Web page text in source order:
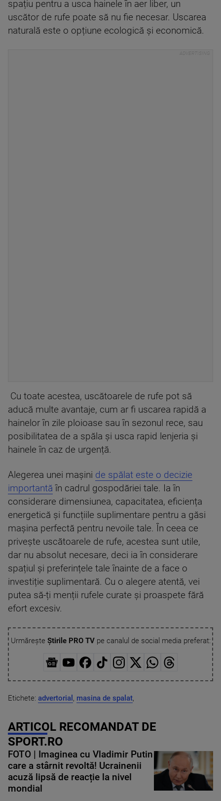
spațiu pentru a usca hainele în aer liber, un
uscător de rufe poate să nu fie necesar. Uscarea
naturală este o opțiune ecologică și economică.
Cu toate acestea, uscătoarele de rufe pot să
aducă multe avantaje, cum ar fi uscarea rapidă a
hainelor în zile ploioase sau în sezonul rece, sau
posibilitatea de a spăla și usca rapid lenjeria și
hainele în caz de urgență.
Alegerea unei mașini de spălat este o decizie
importantă în cadrul gospodăriei tale. Ia în
considerare dimensiunea, capacitatea, eficiența
energetică și funcțiile suplimentare pentru a găsi
mașina perfectă pentru nevoile tale. În ceea ce
privește uscătoarele de rufe, acestea sunt utile,
dar nu absolut necesare, deci ia în considerare
spațiul și preferințele tale înainte de a face o
investiție suplimentară. Cu o alegere atentă, vei
putea să-ți menții rufele curate și proaspete fără
efort excesiv.
Urmărește Știrile PRO TVpe canalul de social media preferat:
Etichete: advertorial , masina de spalat,
ARTICOL RECOMANDAT DE
SPORT.RO
FOTO | Imaginea cu Vladimir Putin
care a stârnit revoltă! Ucrainenii
acuză lipsă de reacție la nivel
mondial